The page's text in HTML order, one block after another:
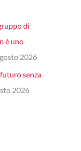
di
è uno
2026
senza
2026